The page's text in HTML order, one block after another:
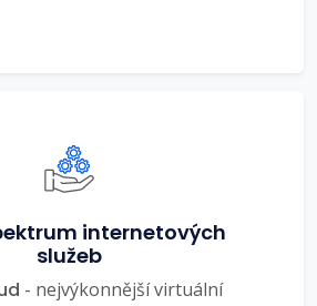
internetových
služeb
- nejvýkonnější virtuální